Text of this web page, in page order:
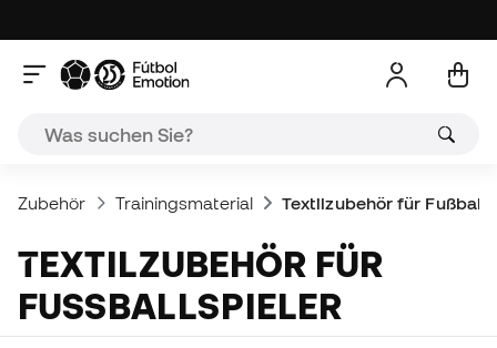
Zubehör Trainingsmaterial Textilzubehör für
TEXTILZUBEHÖR FÜR
FUSSBALLSPIELER